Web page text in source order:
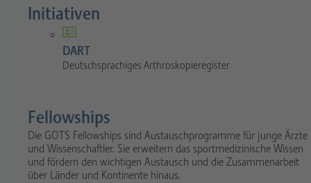
Initiativen
DART
Deutschsprachiges Arthroskopieregister
Fellowships
Die GOTS Fellowships sind Austauschprogramme für junge Ärzte
und Wissenschaftler. Sie erweitern das sportmedizinische Wissen
und fördern den wichtigen Austausch und die Zusammenarbeit
über Länder und Kontinente hinaus.